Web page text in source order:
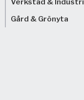
Gård & Grönyta